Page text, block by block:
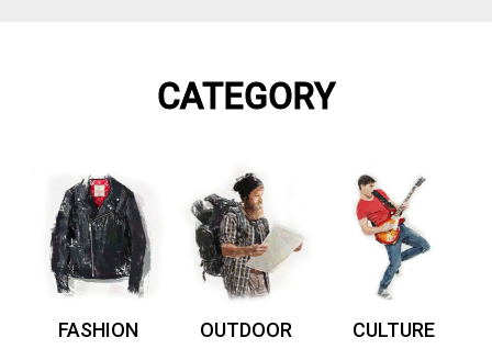
CATEGORY
FASHION OUTDOOR CULTURE